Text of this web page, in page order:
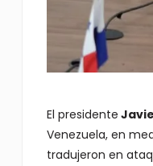
El presidente
Venezuela, en
tradujeron en